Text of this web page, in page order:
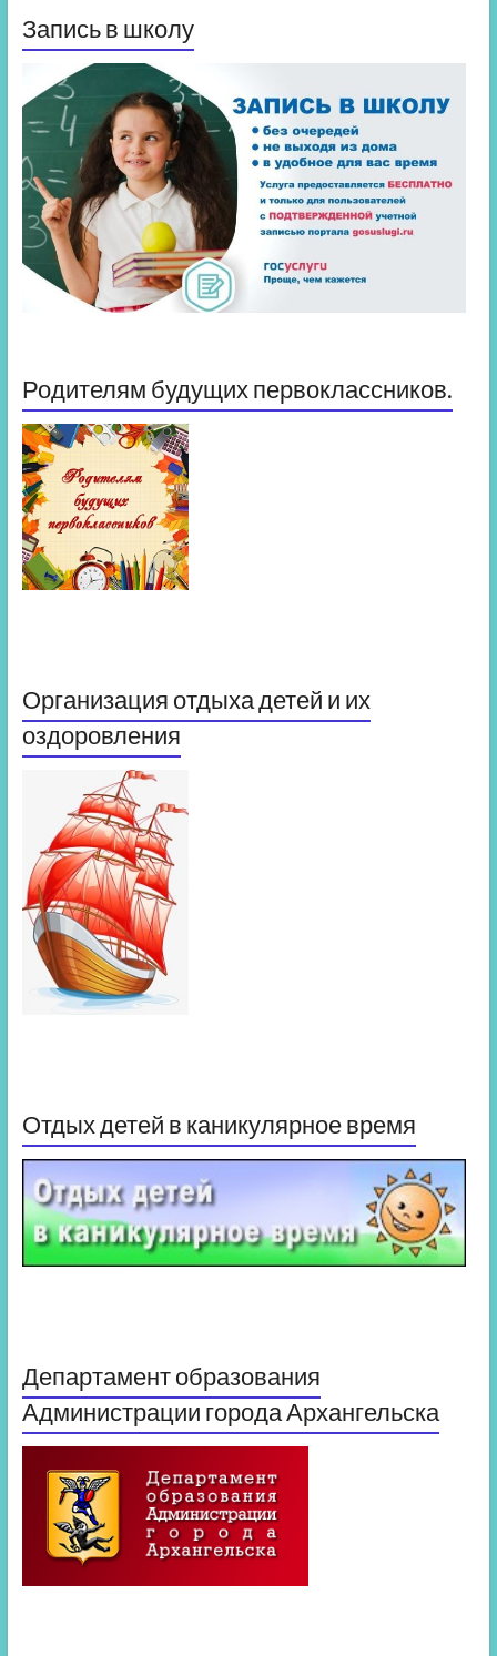
Запись в школу
Родителям будущих первоклассников.
Организация отдыха детей и их
оздоровления
Отдых детей в каникулярное время
Департамент образования
Администрации города Архангельска